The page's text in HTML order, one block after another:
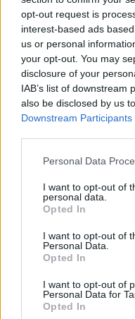
opt-out request is
interest-based ads
us or personal
your opt-out. You may
disclosure of your
IAB’s list of downstream
also be disclosed by us
Downstream Participants
Personal Data
I want to opt-out of
personal data.
Opted In
I want to opt-out of
Personal Data.
Opted In
I want to opt-out of
Personal Data for
Opted In
Főállásban Informatikus